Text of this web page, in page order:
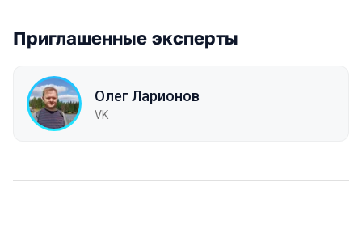
Приглашенные эксперты
Олег Ларионов
VK